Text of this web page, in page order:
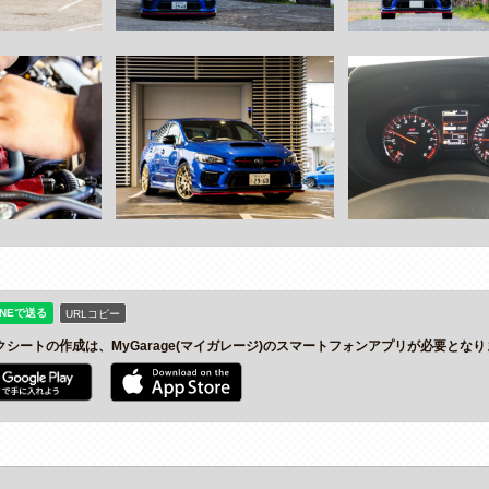
URLコピー
シートの作成は、MyGarage(マイガレージ)のスマートフォンアプリが必要となり